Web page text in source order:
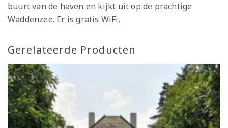
buurt van de haven en kijkt uit op de prachtige
Waddenzee. Er is gratis WiFi.
Gerelateerde Producten